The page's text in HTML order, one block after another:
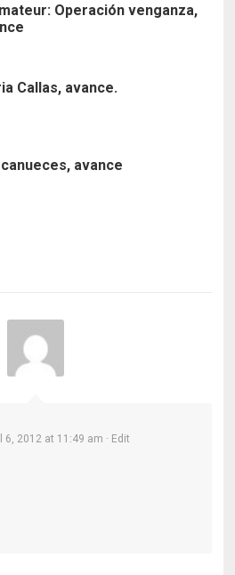
Operación venganza,
Callas, avance.
avance
6, 2012 at 11:49 am · Edit